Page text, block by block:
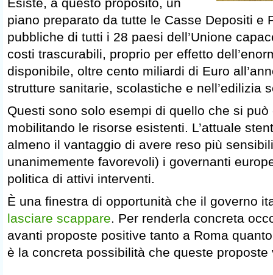
Esiste, a questo proposito, un
piano preparato da tutte le Casse Depositi e
pubbliche di tutti i 28 paesi dell’Unione
costi trascurabili, proprio per effetto
disponibile, oltre cento miliardi di Euro
strutture sanitarie, scolastiche e nell’edilizia
Questi sono solo esempi di quello che si
mobilitando le risorse esistenti. L’attuale
almeno il vantaggio di avere reso più
unanimemente favorevoli) i governanti
politica di attivi interventi.
È una finestra di opportunità che il governo
lasciare scappare. Per renderla concreta
avanti proposte positive tanto a Roma
è la concreta possibilità che queste proposte